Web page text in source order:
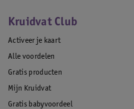
Kruidvat Club
Activeer je kaart
Alle voordelen
Gratis producten
Mijn Kruidvat
Gratis babyvoordeel